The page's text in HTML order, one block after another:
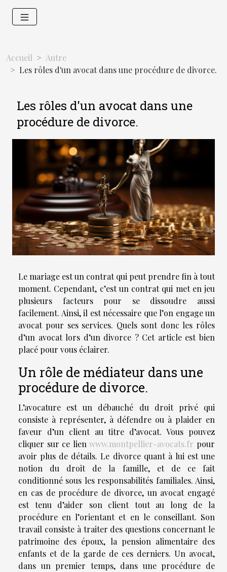
Accueil
Autre
Les rôles d'un avocat dans une procédure de divorce.
Les rôles d'un avocat dans une
procédure de divorce.
Le mariage est un contrat qui peut prendre fin à tout
moment. Cependant, c’est un contrat qui met en jeu
plusieurs facteurs pour se dissoudre aussi
facilement. Ainsi, il est nécessaire que l’on engage un
avocat pour ses services. Quels sont donc les rôles
d’un avocat lors d’un divorce ? Cet article est bien
placé pour vous éclairer.
Un rôle de médiateur dans une
procédure de divorce.
L’avocature est un débauché du droit privé qui
consiste à représenter, à défendre ou à plaider en
faveur d’un client au titre d’avocat. Vous pouvez
cliquer sur ce lien www.montpellier-avocats.fr pour
avoir plus de détails. Le divorce quant à lui est une
notion du droit de la famille, et de ce fait
conditionné sous les responsabilités familiales. Ainsi,
en cas de procédure de divorce, un avocat engagé
est tenu d’aider son client tout au long de la
procédure en l’orientant et en le conseillant. Son
travail consiste à traiter des questions concernant le
patrimoine des époux, la pension alimentaire des
enfants et de la garde de ces derniers. Un avocat,
dans un premier temps, dans une procédure de